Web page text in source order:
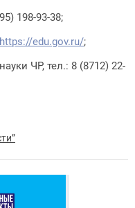
198-93-38;
https://edu.gov.ru/;
ЧР, тел.: 8 (8712) 22-